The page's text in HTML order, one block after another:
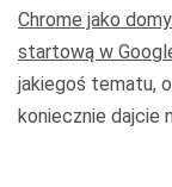
Chrome jako
startową w
jakiegoś tematu,
koniecznie dajcie